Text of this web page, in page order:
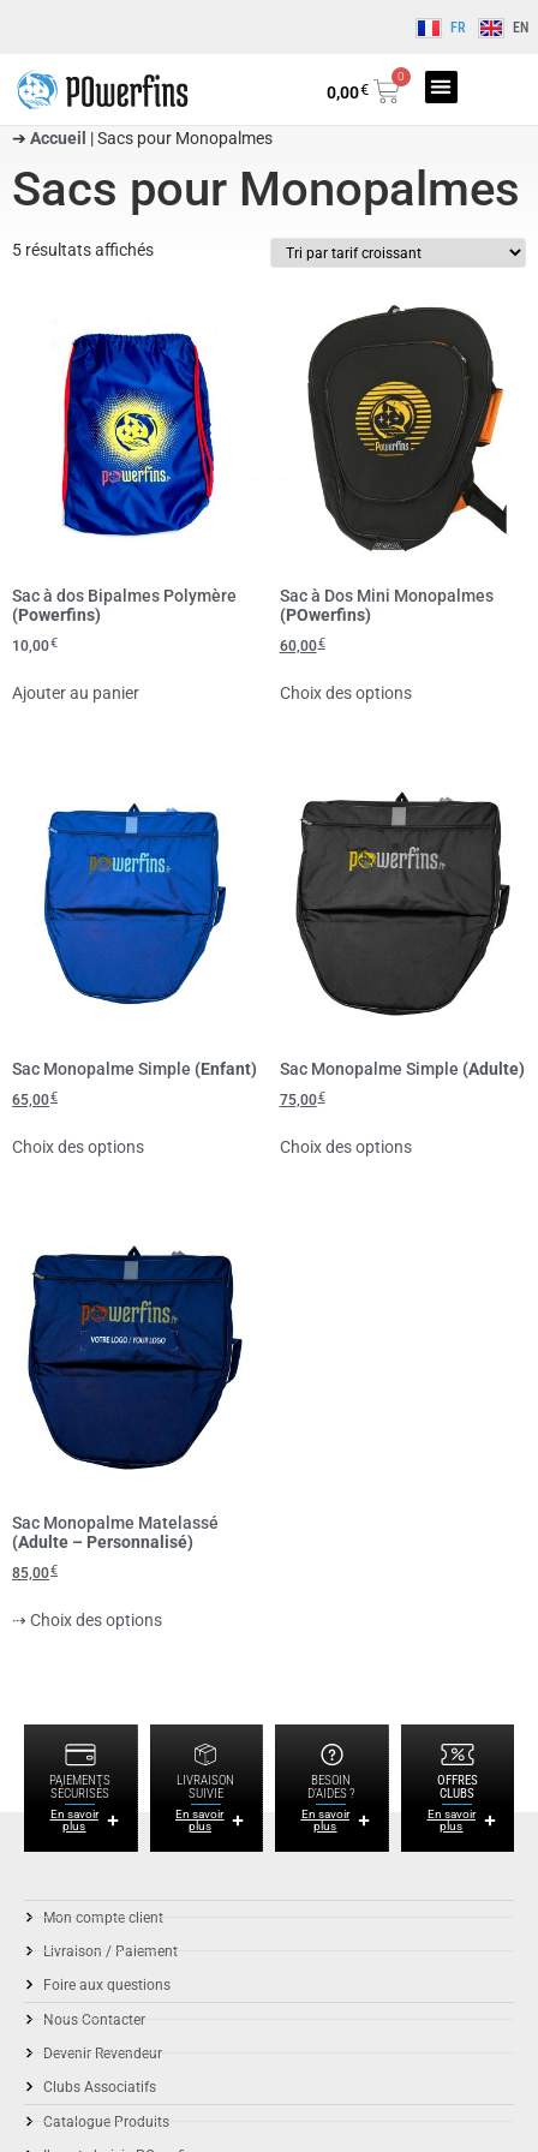
FR EN
0,00€
0
➔ Accueil |Sacs pour Monopalmes
Sacs pour Monopalmes
5 résultats affichés
Sac à dos Bipalmes Polymère
(Powerfins)
10,00€
Ajouter au panier
Sac à Dos Mini Monopalmes
(POwerfins)
60,00€
Choix des options
Sac Monopalme Simple (Enfant)
65,00€
Choix des options
Sac Monopalme Simple (Adulte)
75,00€
Choix des options
Sac Monopalme Matelassé
(Adulte – Personnalisé)
85,00€
⇢ Choix des options
PAIEMENTS
SÉCURISÉS
En savoir
plus
LIVRAISON
SUIVIE
En savoir
plus
BESOIN
D'AIDES ?
En savoir
plus
OFFRES
CLUBS
En savoir
plus
Mon compte client
Livraison / Paiement
Foire aux questions
Nous Contacter
Devenir Revendeur
Clubs Associatifs
Catalogue Produits